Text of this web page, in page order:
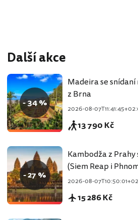
Další akce
- 34 %
Madeira se
z Brna
2026-08-
13 790 Kč
- 27 %
Kambodža z
(Siem Reap i
2026-08-
15 286 Kč